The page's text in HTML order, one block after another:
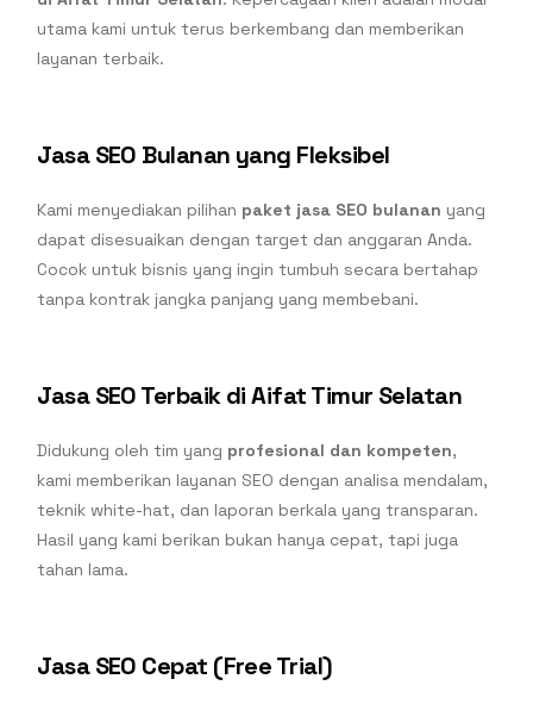
utama kami untuk terus berkembang dan memberikan
layanan terbaik.
Jasa SEO Bulanan yang Fleksibel
Kami menyediakan pilihan paket jasa SEO bulanan yang
dapat disesuaikan dengan target dan anggaran Anda.
Cocok untuk bisnis yang ingin tumbuh secara bertahap
tanpa kontrak jangka panjang yang membebani.
Jasa SEO Terbaik di Aifat Timur Selatan
Didukung oleh tim yang profesional dan kompeten,
kami memberikan layanan SEO dengan analisa mendalam,
teknik white-hat, dan laporan berkala yang transparan.
Hasil yang kami berikan bukan hanya cepat, tapi juga
tahan lama.
Jasa SEO Cepat (Free Trial)